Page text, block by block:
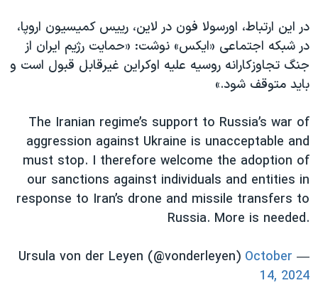
در این ارتباط، اورسولا فون در لاین، رییس کمیسیون اروپا،
در شبکه اجتماعی «ایکس»‌ نوشت: «حمایت رژیم ایران از
جنگ تجاوزکارانه روسیه علیه اوکراین غیرقابل قبول است و
باید متوقف شود.»
The Iranian regime’s support to Russia’s war of
aggression against Ukraine is unacceptable and
must stop. I therefore welcome the adoption of
our sanctions against individuals and entities in
response to Iran’s drone and missile transfers to
Russia. More is needed.
— Ursula von der Leyen (@vonderleyen)
October
14, 2024